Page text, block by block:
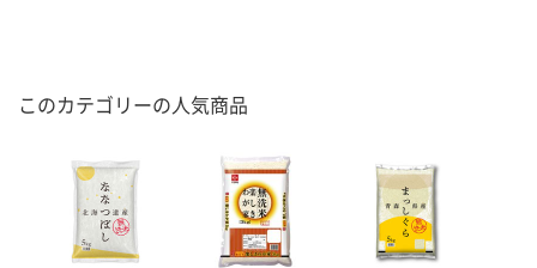
このカテゴリーの人気商品